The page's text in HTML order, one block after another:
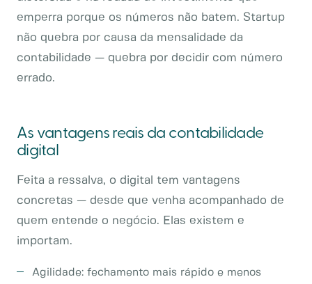
emperra porque os números não batem. Startup
não quebra por causa da mensalidade da
contabilidade — quebra por decidir com número
errado.
As vantagens reais da contabilidade
digital
Feita a ressalva, o digital tem vantagens
concretas — desde que venha acompanhado de
quem entende o negócio. Elas existem e
importam.
Agilidade: fechamento mais rápido e menos